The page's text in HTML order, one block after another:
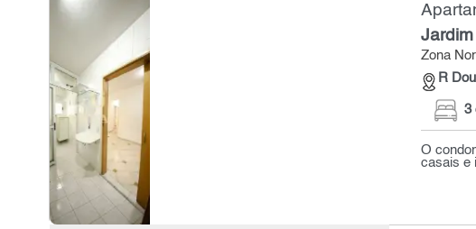
Zona
R
3
O
casais e